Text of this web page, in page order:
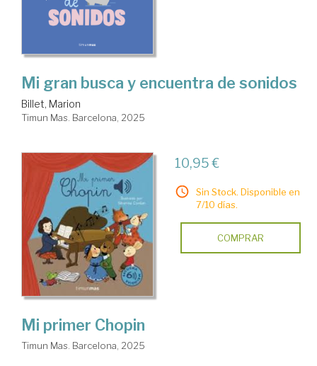
Mi gran busca y encuentra de sonidos
Billet, Marion
Timun Mas. Barcelona, 2025
10,95 €
Sin Stock. Disponible en
7/10 días.
COMPRAR
Mi primer Chopin
Timun Mas. Barcelona, 2025